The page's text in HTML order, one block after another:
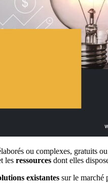
ou complexes, gratuits
les ressources dont elles
existantes sur le marché